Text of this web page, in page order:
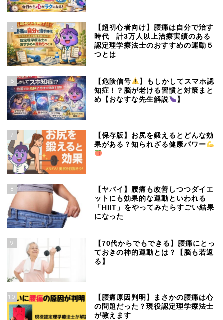
5
【超初心者向け】腰痛は自分で治す
時代 計3万人以上治療実績のある
認定理学療法士のおすすめの運動５
つとは
6 【危険信号
】もしかしてスマホ認
知症！？脳が老ける習慣と対策まと
め【おなすな先生解説
】
7
【保存版】お尻を鍛えるとどんな効
果がある？知られざる健康パワー
8
【ヤバイ】腰痛も改善しつつダイエ
ットにも効果的な運動といわれる
「HIIT」をやってみたらすごい結果
になった
9
【70代からでもできる】腰痛にとっ
ておきの神的運動とは？【脳も若返
る】
10
【腰痛原因判明】まさかの腰痛は心
の問題だった？現役認定理学療法士
が教えます